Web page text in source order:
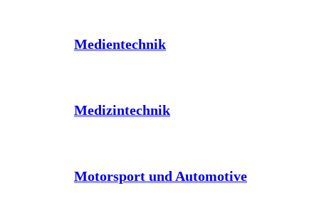
Medientechnik
Medizintechnik
Motorsport und Automotive